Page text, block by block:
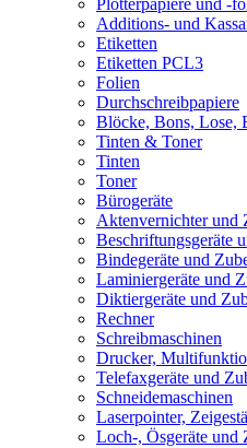
Plotterpapiere und -
Additions- und
Etiketten
Etiketten PCL3
Folien
Durchschreibpapiere
Blöcke, Bons, Lose,
Tinten & Toner
Tinten
Toner
Bürogeräte
Aktenvernichter und
Beschriftungsgeräte
Bindegeräte und
Laminiergeräte und
Diktiergeräte und
Rechner
Schreibmaschinen
Drucker,
Telefaxgeräte und
Schneidemaschinen
Laserpointer,
Loch-, Ösgeräte und